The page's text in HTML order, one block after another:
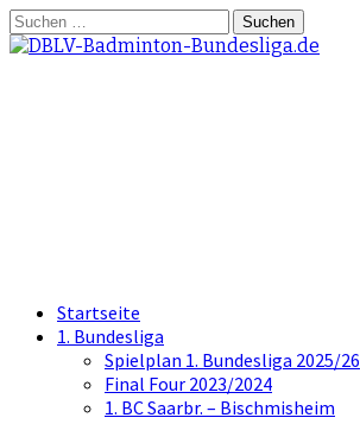
Springe
zum
Suchen
nach:
Startseite
1. Bundesliga
Spielplan 1. Bundesliga 2025/26
Final Four 2023/2024
1. BC Saarbr. – Bischmisheim